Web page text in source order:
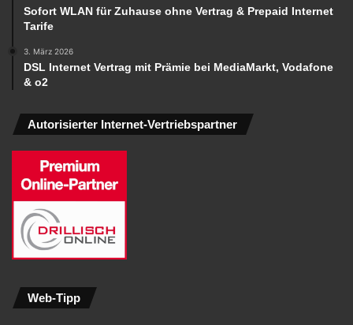
Sofort WLAN für Zuhause ohne Vertrag & Prepaid Internet
Tarife
3. März 2026
DSL Internet Vertrag mit Prämie bei MediaMarkt, Vodafone
& o2
Autorisierter Internet-Vertriebspartner
Web-Tipp